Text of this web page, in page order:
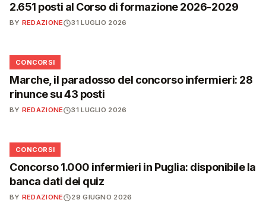
2.651 posti al Corso di formazione 2026-2029
BY REDAZIONE 31 LUGLIO 2026
📋
CONCORSI
Marche, il paradosso del concorso infermieri: 28
rinunce su 43 posti
BY REDAZIONE 31 LUGLIO 2026
📋
CONCORSI
Concorso 1.000 infermieri in Puglia: disponibile la
banca dati dei quiz
BY REDAZIONE 29 GIUGNO 2026